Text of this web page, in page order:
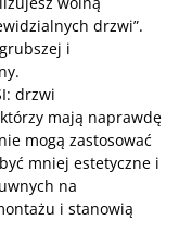
drzwi”.
i
drzwi
mają naprawdę
mogą zastosować
mniej estetyczne i
na
i stanowią